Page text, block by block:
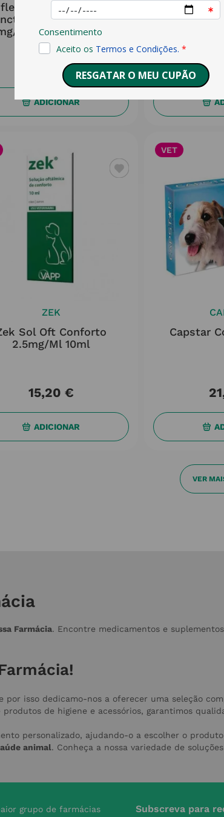
Combo Sol Unção
Gato/Furão
0.5ml+60mg/0.5ml
3x0.5ml
€
ADICIONAR
Anima
13
ZEK
Sol Oft Conforto
2.5mg/ml 10ml
15,20 €
ADICIONAR
VET
Capstar
21
Farmácia. Encontre medicamentos e
por isso dedicamo-nos a oferecer uma seleção
de higiene e acessórios, garantimos
personalizado, ajudando-o a escolher o
animal. Conheça a nossa variedade de
grupo de farmácias Subscreva para